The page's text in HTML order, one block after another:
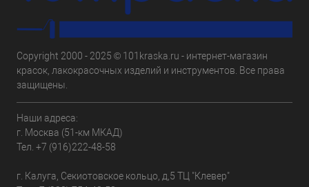
Copyright 2000 - 2025 © 101kraska.ru - интернет-магазин
красок, лакокрасочных изделий и инструментов. Все права
защищены.
Наши адреса:
г. Москва (51-км МКАД)
Тел. +7 (916)222-48-58
г. Калуга, Секиотовское кольцо, д,5 ТЦ "Клевер"